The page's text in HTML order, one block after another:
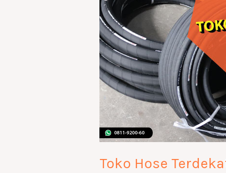
Toko Hose
Harga
Hemat